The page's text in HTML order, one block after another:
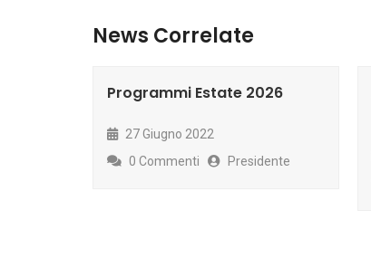
News Correlate
Programmi Estate 2026
27 Giugno 2022
0 Commenti
Presidente